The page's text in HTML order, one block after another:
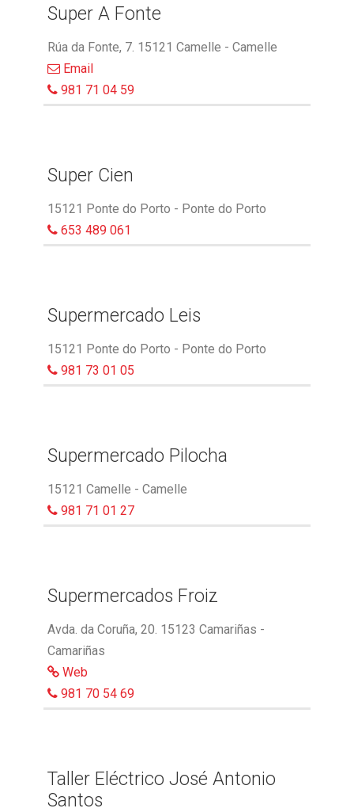
Super A Fonte
Rúa da Fonte, 7. 15121 Camelle - Camelle
Email
981 71 04 59
Super Cien
15121 Ponte do Porto - Ponte do Porto
653 489 061
Supermercado Leis
15121 Ponte do Porto - Ponte do Porto
981 73 01 05
Supermercado Pilocha
15121 Camelle - Camelle
981 71 01 27
Supermercados Froiz
Avda. da Coruña, 20. 15123 Camariñas -
Camariñas
Web
981 70 54 69
Taller Eléctrico José Antonio
Santos